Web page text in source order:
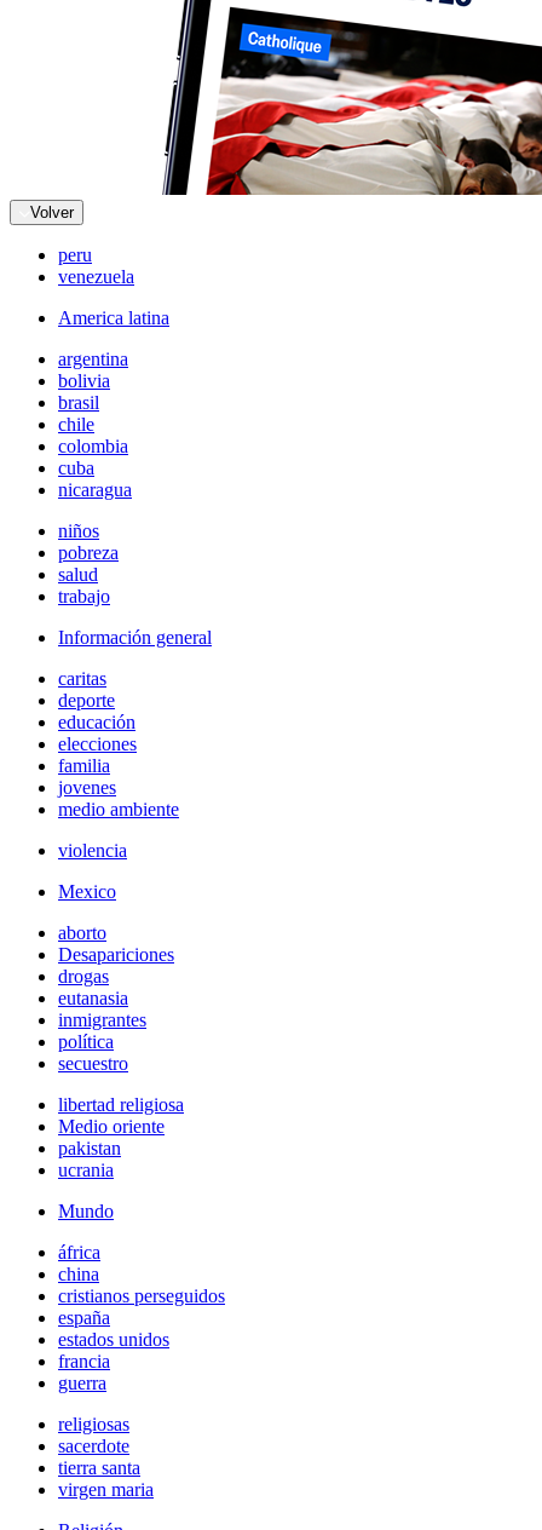
Volver
peru
venezuela
America latina
argentina
bolivia
brasil
chile
colombia
cuba
nicaragua
niños
pobreza
salud
trabajo
Información general
caritas
deporte
educación
elecciones
familia
jovenes
medio ambiente
violencia
Mexico
aborto
Desapariciones
drogas
eutanasia
inmigrantes
política
secuestro
libertad religiosa
Medio oriente
pakistan
ucrania
Mundo
áfrica
china
cristianos perseguidos
españa
estados unidos
francia
guerra
religiosas
sacerdote
tierra santa
virgen maria